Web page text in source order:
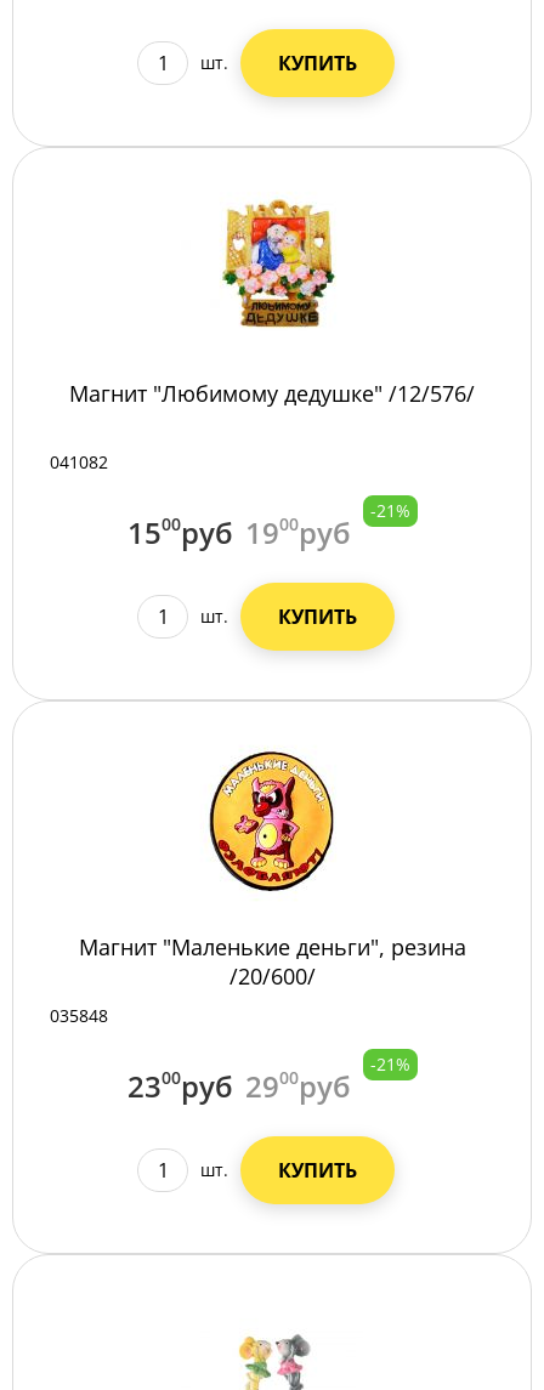
шт. КУПИТЬ
Магнит "Любимому дедушке" /12/576/
041082
1500руб 1900руб
-21%
шт. КУПИТЬ
Магнит "Маленькие деньги", резина
/20/600/
035848
2300руб 2900руб
-21%
шт. КУПИТЬ